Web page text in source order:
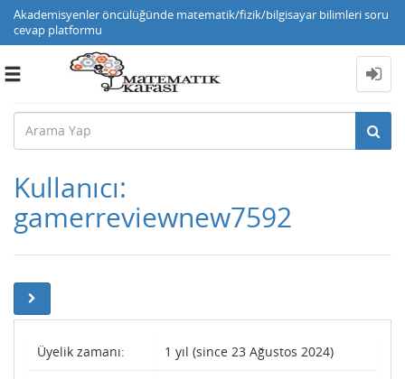
Akademisyenler öncülüğünde matematik/fizik/bilgisayar bilimleri soru
cevap platformu
Toggle
Kullanıcı:
gamerreviewnew7592
Üyelik zamanı: 1 yıl (since 23 Ağustos 2024)